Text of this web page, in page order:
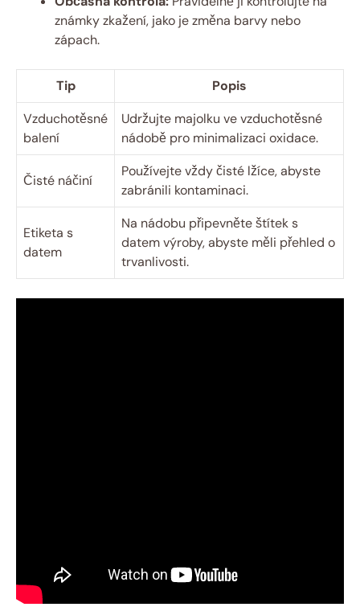
známky zkažení, jako je změna barvy nebo
zápach.
Tip
Popis
Vzduchotěsné
balení
Udržujte majolku ve vzduchotěsné
nádobě pro minimalizaci oxidace.
Čisté náčiní
Používejte vždy čisté lžíce, abyste
zabránili kontaminaci.
Etiketa s
datem
Na nádobu připevněte štítek s
datem výroby, abyste měli přehled o
trvanlivosti.